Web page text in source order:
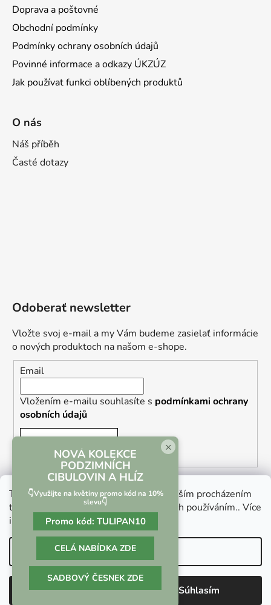
Tento web používá soubory cookie. Dalším procházením
tohoto webu vyjadřujete souhlas s jejich používáním.. Více
informacízde.
Nastavenie
Odmietnuť Súhlasím
Doprava a poštovné
Obchodní podmínky
Podmínky ochrany osobních údajů
Povinné informace a odkazy ÚKZÚZ
Jak používat funkci oblíbených produktů
O nás
Náš příběh
Časté dotazy
Odoberať newsletter
Vložte svoj e-mail a my Vám budeme zasielať informácie
o nových produktoch na našom e-shope.
Email
Vložením e-mailu souhlasíte s podmínkami ochrany
osobních údajů
Vrácení zboží a reklamace Kontaktní formulář
Vytvoril Shoptet
Copyright 2026Culina Botanica
. Všetky práva
×
NOVÁ KOLEKCE
PODZIMNÍCH
CIBULOVIN A HLÍZ
👇Využijte na květiny promo kód na 10%
slevu👇
Promo kód: TULIPAN10
CELÁ NABÍDKA ZDE
SADBOVÝ ČESNEK ZDE